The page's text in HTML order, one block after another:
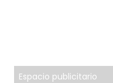
Espacio publicitario